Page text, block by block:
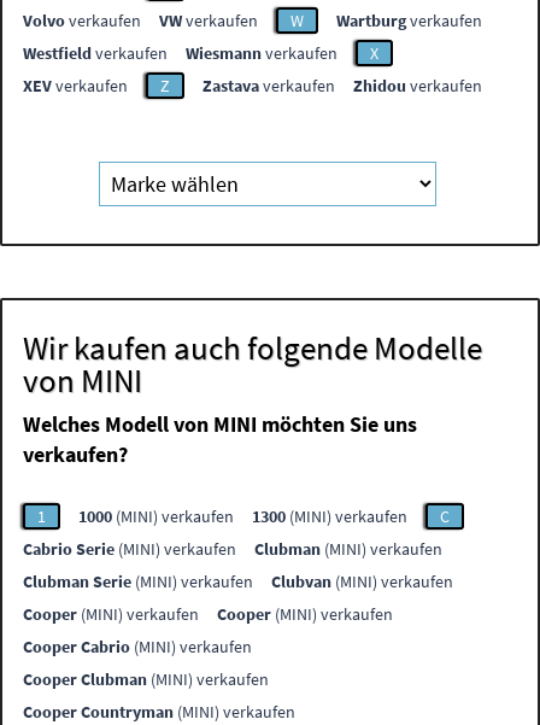
Volvoverkaufen VWverkaufen W Wartburgverkaufen
Westfieldverkaufen Wiesmannverkaufen
X
XEVverkaufen Z Zastavaverkaufen Zhidou verkaufen
Wir kaufen auch folgende Modelle
von MINI
Welches Modell von MINI möchten Sie uns
verkaufen?
1 1000 (MINI) verkaufen 1300 (MINI) verkaufen
C
Cabrio Serie (MINI) verkaufen Clubman (MINI) verkaufen
Clubman Serie (MINI) verkaufen Clubvan (MINI) verkaufen
Cooper (MINI) verkaufen Cooper (MINI) verkaufen
Cooper Cabrio (MINI) verkaufen
Cooper Clubman (MINI) verkaufen
Cooper Countryman (MINI) verkaufen